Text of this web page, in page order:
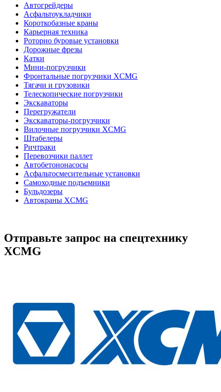
Автогрейдеры
Асфальтоукладчики
Короткобазные краны
Карьерная техника
Роторно буровые установки
Дорожные фрезы
Катки
Мини-погрузчики
Фронтальные погрузчики XCMG
Тягачи и грузовики
Телескопические погрузчики
Экскаваторы
Перегружатели
Экскаваторы-погрузчики
Вилочные погрузчики XCMG
Штабелеры
Ричтраки
Перевозчики паллет
Автобетононасосы
Асфальтосмесительные установки
Самоходные подъемники
Бульдозеры
Автокраны XCMG
Отправьте запрос на спецтехнику
XCMG